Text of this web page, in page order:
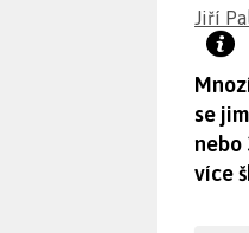
Jiří
se
nebo
více